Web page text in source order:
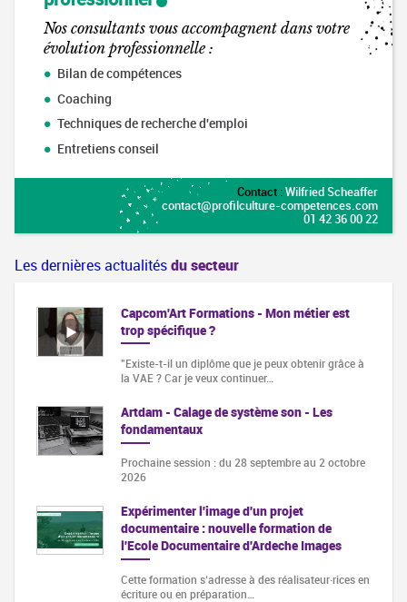
Nos consultants vous accompagnent dans votre
évolution professionnelle :
Bilan de compétences
Coaching
Techniques de recherche d'emploi
Entretiens conseil
Contact :Wilfried Scheaffer
contact@profilculture-competences.com
01 42 36 00 22
Les dernières actualitésdu secteur
Capcom'Art Formations - Mon métier est
trop spécifique ?
"Existe-t-il un diplôme que je peux obtenir grâce à
la VAE ? Car je veux continuer…
Artdam - Calage de système son - Les
fondamentaux
Prochaine session : du 28 septembre au 2 octobre
2026
Expérimenter l'image d'un projet
documentaire : nouvelle formation de
l'Ecole Documentaire d'Ardeche Images
Cette formation s‘adresse à des réalisateur·rices en
écriture ou en préparation…